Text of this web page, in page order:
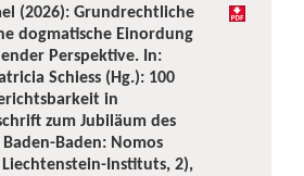
(2026): Grundrechtliche
dogmatische Einordung
Perspektive. In:
Schiess (Hg.): 100
in
zum Jubiläum des
Baden: Nomos
Instituts, 2),